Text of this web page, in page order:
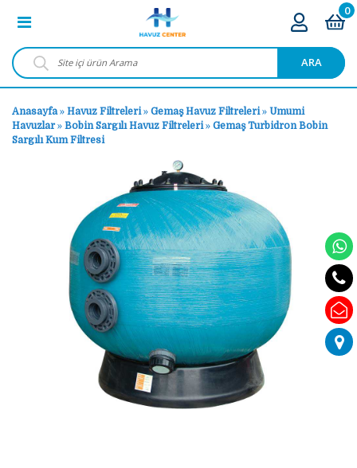
ARA
0
Anasayfa» Havuz Filtreleri» Gemaş Havuz Filtreleri» Umumi
Havuzlar» Bobin Sargılı Havuz Filtreleri» Gemaş Turbidron Bobin
Sargılı Kum Filtresi